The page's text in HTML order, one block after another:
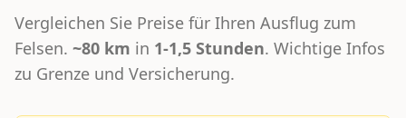
Vergleichen Sie Preise für Ihren Ausflug zum
Felsen. ~80 km in 1-1,5 Stunden. Wichtige Infos
zu Grenze und Versicherung.